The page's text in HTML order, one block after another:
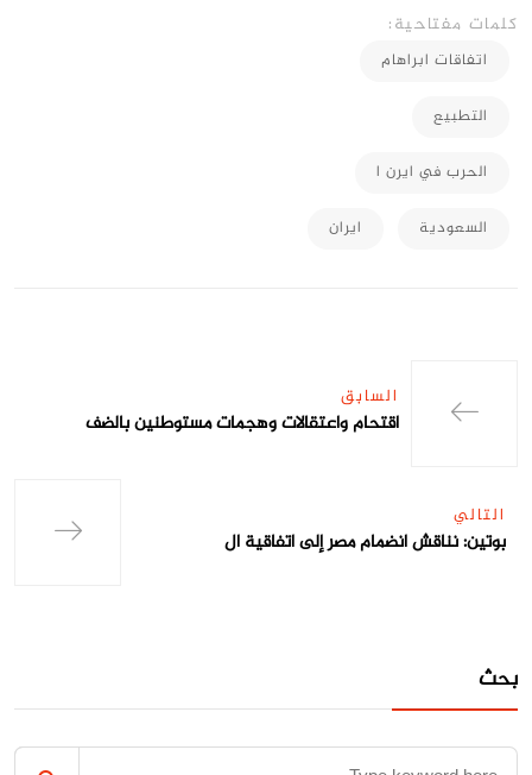
كلمات مفتاحية:
اتفاقات ابراهام
التطبيع
الحرب في ايرن ا
السعودية ايران
السابق
اقتحام واعتقالات وهجمات مستوطنين بالضف
التالي
بوتين: نناقش انضمام مصر إلى اتفاقية ال
بحث